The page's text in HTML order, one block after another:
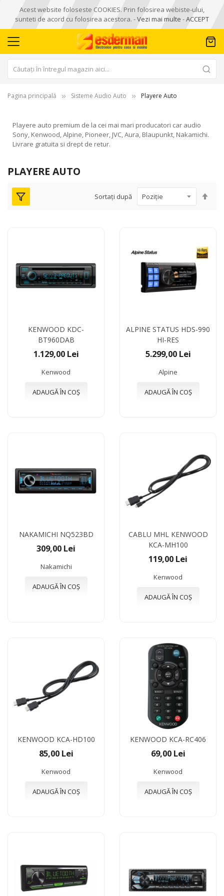
Acest website foloseste COOKIES. Prin folosirea webiste-ului,
sunteti de acord cu folosirea acestora. -Vezi mai multe -ACCEPT
Pagina principală Sisteme Audio Auto Playere Auto
Playere auto premium de la cei mai mari producatori car audio
Sony, Kenwood, Alpine, Pioneer, JVC, Aura, Blaupunkt, Nakamichi.
Livrare gratuita si drept de retur.
PLAYERE AUTO
Sortați după
KENWOOD KDC-
BT960DAB
1.129,00 Lei
Kenwood
ADAUGĂ ÎN COȘ
ALPINE STATUS HDS-990
HI-RES
5.299,00 Lei
Alpine
ADAUGĂ ÎN COȘ
NAKAMICHI NQ523BD
309,00 Lei
Nakamichi
ADAUGĂ ÎN COȘ
CABLU MHL KENWOOD
KCA-MH100
119,00 Lei
Kenwood
ADAUGĂ ÎN COȘ
KENWOOD KCA-HD100
85,00 Lei
Kenwood
ADAUGĂ ÎN COȘ
KENWOOD KCA-RC406
69,00 Lei
Kenwood
ADAUGĂ ÎN COȘ